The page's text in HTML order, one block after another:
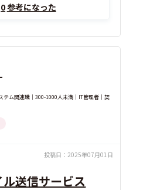
0参考になった
テム関連職｜300-1000人未満｜IT管理者｜契
投稿日： 2025年07月01日
送信サービス